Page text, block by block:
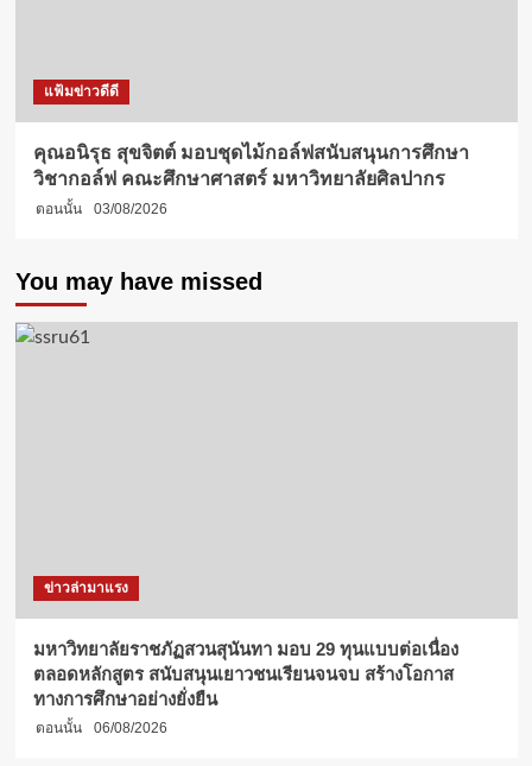
แฟ้มข่าวดีดี
คุณอนิรุธ สุขจิตต์ มอบชุดไม้กอล์ฟสนับสนุนการศึกษา
วิชากอล์ฟ คณะศึกษาศาสตร์ มหาวิทยาลัยศิลปากร
ตอนนั้น 03/08/2026
You may have missed
ข่าวล่ามาแรง
มหาวิทยาลัยราชภัฏสวนสุนันทา มอบ 29 ทุนแบบต่อเนื่อง
ตลอดหลักสูตร สนับสนุนเยาวชนเรียนจนจบ สร้างโอกาส
ทางการศึกษาอย่างยั่งยืน
ตอนนั้น 06/08/2026